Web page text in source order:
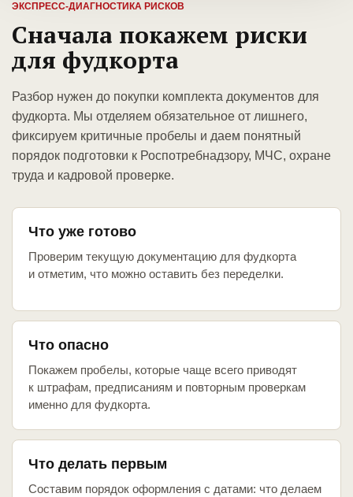
ЭКСПРЕСС-ДИАГНОСТИКА РИСКОВ
Сначала покажем риски
для фудкорта
Разбор нужен до покупки комплекта документов для
фудкорта. Мы отделяем обязательное от лишнего,
фиксируем критичные пробелы и даем понятный
порядок подготовки к Роспотребнадзору, МЧС, охране
труда и кадровой проверке.
Что уже готово
Проверим текущую документацию для фудкорта
и отметим, что можно оставить без переделки.
Что опасно
Покажем пробелы, которые чаще всего приводят
к штрафам, предписаниям и повторным проверкам
именно для фудкорта.
Что делать первым
Составим порядок оформления с датами: что делаем